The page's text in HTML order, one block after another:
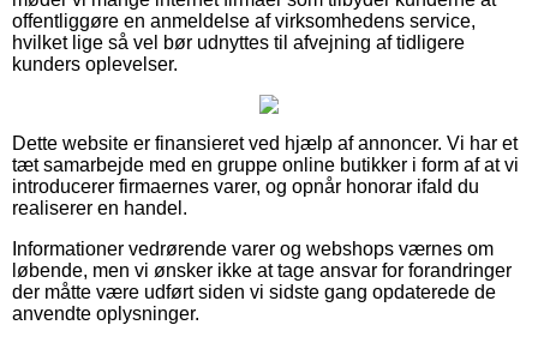
offentliggøre en anmeldelse af virksomhedens service,
hvilket lige så vel bør udnyttes til afvejning af tidligere
kunders oplevelser.
Dette website er finansieret ved hjælp af annoncer. Vi har et
tæt samarbejde med en gruppe online butikker i form af at vi
introducerer firmaernes varer, og opnår honorar ifald du
realiserer en handel.
Informationer vedrørende varer og webshops værnes om
løbende, men vi ønsker ikke at tage ansvar for forandringer
der måtte være udført siden vi sidste gang opdaterede de
anvendte oplysninger.